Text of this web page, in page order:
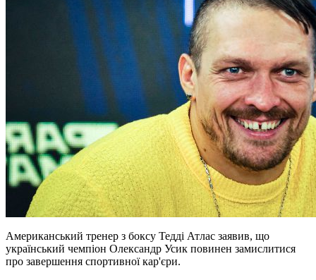
Американський тренер з боксу Тедді Атлас заявив, що
український чемпіон Олександр Усик повинен замислитися
про завершення спортивної кар'єри.